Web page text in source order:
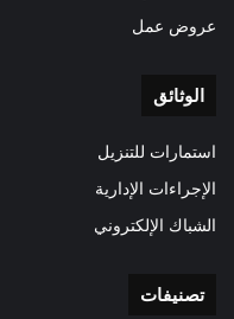
عروض عمل
الوثائق
استمارات للتنزيل
الإجراءات الإدارية
الشباك الإلكتروني
تصنيفات